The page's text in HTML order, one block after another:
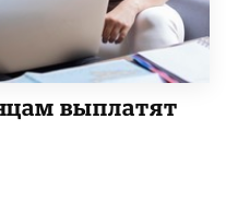
выплатят